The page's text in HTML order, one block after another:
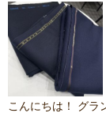
こんにちは！ グラ